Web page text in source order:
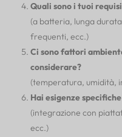
Quali sono i tuoi
(a batteria, lunga
frequenti, ecc.)
Ci sono fattori
considerare?
(temperatura, umidità,
Hai esigenze
(integrazione con
ecc.)